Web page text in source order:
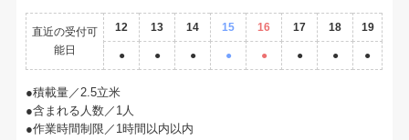
直近の受付可
能日
12 13 14 15 16 17 18 19
● ● ● ● ● ● ● ●
積載量／2.5立米
含まれる人数／1人
作業時間制限／1時間以内以内